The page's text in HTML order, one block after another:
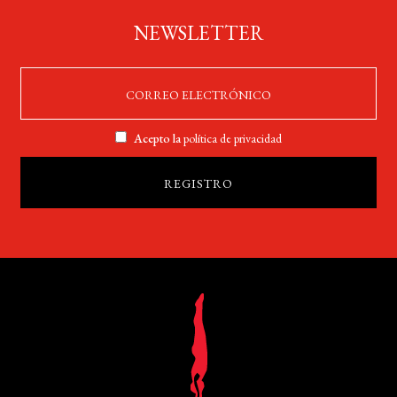
NEWSLETTER
Acepto lapolítica de privacidad